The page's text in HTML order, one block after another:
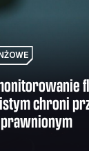
chroni